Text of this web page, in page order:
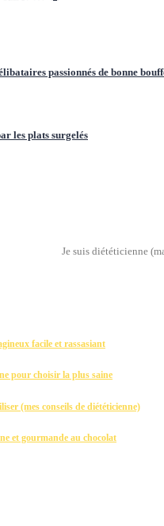
passionnés de bonne
les plats surgelés
Je suis diététicienne
facile et rassasiant
pour choisir la plus saine
(mes conseils de diététicienne)
et gourmande au chocolat